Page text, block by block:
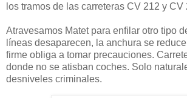
los tramos de las carreteras CV 212 y CV
Atravesamos Matet para enfilar otro tipo
líneas desaparecen, la anchura se
firme obliga a tomar precauciones.
donde no se atisban coches. Solo
desniveles criminales.